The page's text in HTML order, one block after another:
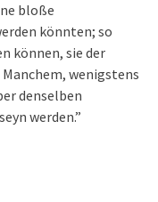
bloße
könnten; so
können, sie der
wenigstens
denselben
werden.”